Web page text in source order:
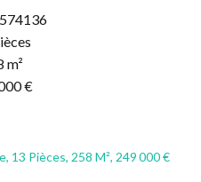
m²
€
13 Pièces, 258 M², 249 000 €